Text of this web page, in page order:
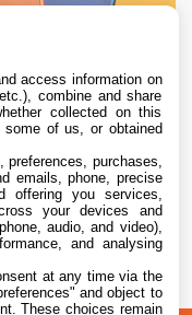
de reprise des
access information on
combine and share
collected on this
of us, or obtained
purchases,
emails, phone, precise
offering you services,
your devices and
audio, and video),
and analysing
at any time via the
and object to
These choices remain